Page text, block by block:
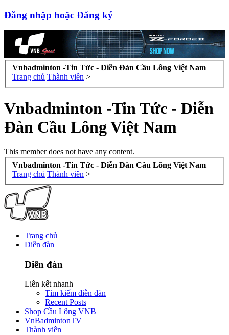
Đăng nhập hoặc Đăng ký
Vnbadminton -Tin Tức - Diễn Đàn Cầu Lông Việt Nam
Trang chủ Thành viên >
Vnbadminton -Tin Tức - Diễn
Đàn Cầu Lông Việt Nam
This member does not have any content.
Vnbadminton -Tin Tức - Diễn Đàn Cầu Lông Việt Nam
Trang chủ Thành viên >
Trang chủ
Diễn đàn
Diễn đàn
Liên kết nhanh
Tìm kiếm diễn đàn
Recent Posts
Shop Cầu Lông VNB
VnBadmintonTV
Thành viên